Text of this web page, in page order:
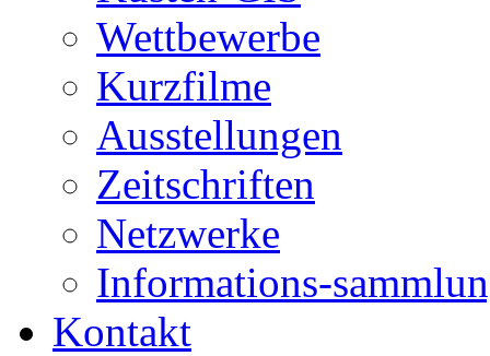
Wettbewerbe
Kurzfilme
Ausstellungen
Zeitschriften
Netzwerke
Informations-
Kontakt